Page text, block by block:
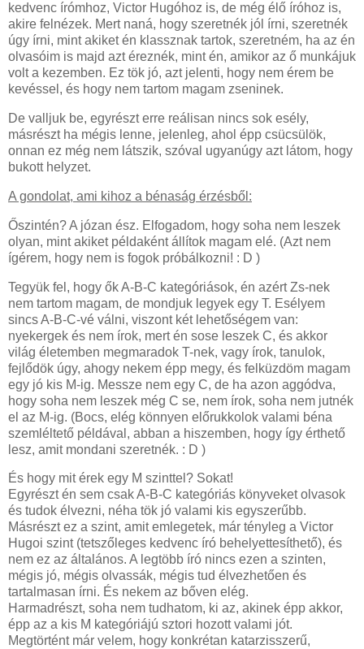
kedvenc írómhoz, Victor Hugóhoz is, de még élő íróhoz is,
akire felnézek. Mert naná, hogy szeretnék jól írni, szeretnék
úgy írni, mint akiket én klassznak tartok, szeretném, ha az én
olvasóim is majd azt éreznék, mint én, amikor az ő munkájuk
volt a kezemben. Ez tök jó, azt jelenti, hogy nem érem be
kevéssel, és hogy nem tartom magam zseninek.
De valljuk be, egyrészt erre reálisan nincs sok esély,
másrészt ha mégis lenne, jelenleg, ahol épp csücsülök,
onnan ez még nem látszik, szóval ugyanúgy azt látom, hogy
bukott helyzet.
A gondolat, ami kihoz a bénaság érzésből:
Őszintén? A józan ész. Elfogadom, hogy soha nem leszek
olyan, mint akiket példaként állítok magam elé. (Azt nem
ígérem, hogy nem is fogok próbálkozni! : D )
Tegyük fel, hogy ők A-B-C kategóriások, én azért Zs-nek
nem tartom magam, de mondjuk legyek egy T. Esélyem
sincs A-B-C-vé válni, viszont két lehetőségem van:
nyekergek és nem írok, mert én sose leszek C, és akkor
világ életemben megmaradok T-nek, vagy írok, tanulok,
fejlődök úgy, ahogy nekem épp megy, és felküzdöm magam
egy jó kis M-ig. Messze nem egy C, de ha azon aggódva,
hogy soha nem leszek még C se, nem írok, soha nem jutnék
el az M-ig. (Bocs, elég könnyen előrukkolok valami béna
szemléltető példával, abban a hiszemben, hogy így érthető
lesz, amit mondani szeretnék. : D )
És hogy mit érek egy M szinttel? Sokat!
Egyrészt én sem csak A-B-C kategóriás könyveket olvasok
és tudok élvezni, néha tök jó valami kis egyszerűbb.
Másrészt ez a szint, amit emlegetek, már tényleg a Victor
Hugoi szint (tetszőleges kedvenc író behelyettesíthető), és
nem ez az általános. A legtöbb író nincs ezen a szinten,
mégis jó, mégis olvassák, mégis tud élvezhetően és
tartalmasan írni. És nekem az bőven elég.
Harmadrészt, soha nem tudhatom, ki az, akinek épp akkor,
épp az a kis M kategóriájú sztori hozott valami jót.
Megtörtént már velem, hogy konkrétan katarzisszerű,